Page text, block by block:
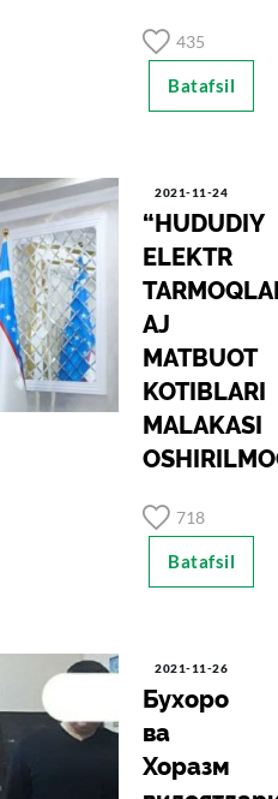
435
Batafsil
2021-11-24
“HUDUDIY
ELEKTR
AJ
MATBUOT
KOTIBLARI
MALAKASI
718
Batafsil
2021-11-26
Бухоро
ва
Хоразм